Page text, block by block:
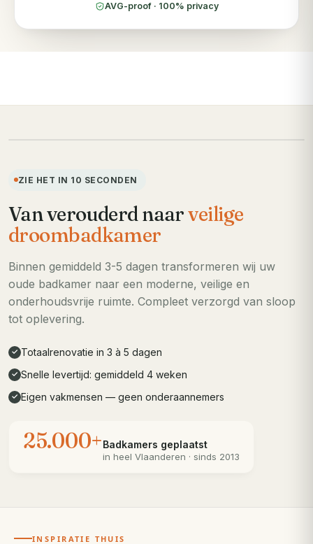
AVG-proof · 100% privacy
ZIE HET IN 10 SECONDEN
Van verouderd naarveilige
droombadkamer
Binnen gemiddeld 3-5 dagen transformeren wij uw
oude badkamer naar een moderne, veilige en
onderhoudsvrije ruimte. Compleet verzorgd van sloop
tot oplevering.
✓ Totaalrenovatie in 3 à 5 dagen
✓ Snelle levertijd: gemiddeld 4 weken
✓ Eigen vakmensen — geen onderaannemers
25.000+Badkamers geplaatst
in heel Vlaanderen · sinds 2013
EDITIE2026· 55 pagina's
INSPIRATIE THUIS